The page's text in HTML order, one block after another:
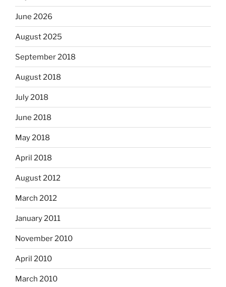
June 2026
August 2025
September 2018
August 2018
July 2018
June 2018
May 2018
April 2018
August 2012
March 2012
January 2011
November 2010
April 2010
March 2010